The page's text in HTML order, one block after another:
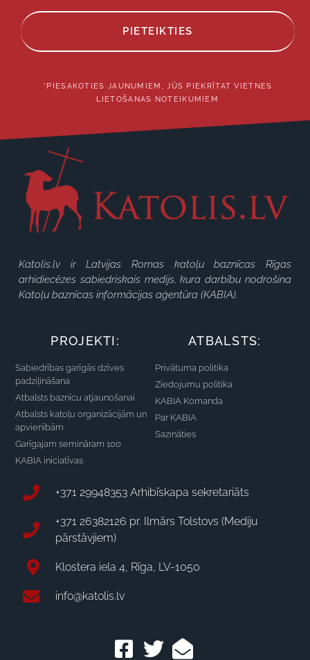
PIETEIKTIES
*PIESAKOTIES JAUNUMIEM, JŪS PIEKRĪTAT VIETNES
LIETOŠANAS NOTEIKUMIEM
Katolis.lv ir Latvijas Romas katoļu baznīcas Rīgas
arhidiecēzes sabiedriskais medijs, kura darbību nodrošina
Katoļu baznīcas informācijas aģentūra (KABIA).
PROJEKTI:
Sabiedrības garīgās dzīves
padziļināšana
Atbalsts baznīcu atjaunošanai
Atbalsts katoļu organizācijām un
apvienībām
Garīgajam semināram 100
KABIA iniciatīvas
ATBALSTS:
Privātuma politika
Ziedojumu politika
KABIA Komanda
Par KABIA
Sazināties
+371 29948353 Arhibīskapa sekretariāts
+371 26382126 pr. Ilmārs Tolstovs (Mediju
pārstāvjiem)
Klostera iela 4, Rīga, LV-1050
info@katolis.lv